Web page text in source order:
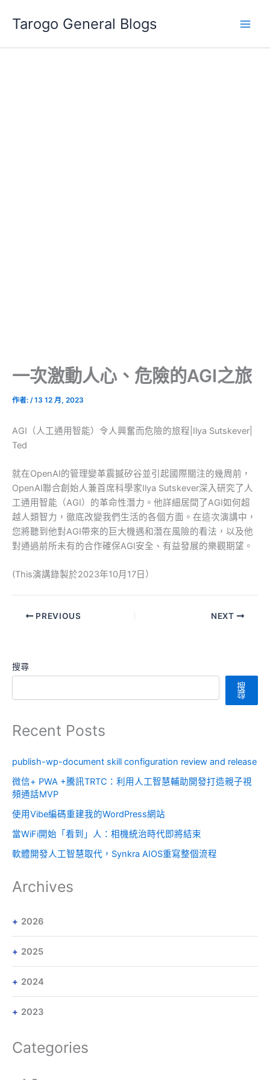
要
Tarogo General Blogs
一次激動人心、危險的AGI之旅
作者: /13 12 月, 2023
AGI（人工通用智能）令人興奮而危險的旅程|Ilya Sutskever|
Ted
就在OpenAI的管理變革震撼矽谷並引起國際關注的幾周前，
OpenAI聯合創始人兼首席科學家Ilya Sutskever深入研究了人
工通用智能（AGI）的革命性潛力。他詳細居間了AGI如何超
越人類智力，徹底改變我們生活的各個方面。在這次演講中，
您將聽到他對AGI帶來的巨大機遇和潛在風險的看法，以及他
對通過前所未有的合作確保AGI安全、有益發展的樂觀期望。
(This演講錄製於2023年10月17日）
PREVIOUS NEXT
搜尋
搜
尋
Recent Posts
publish-wp-document skill configuration review and release
微信+ PWA +騰訊TRTC：利用人工智慧輔助開發打造親子視
頻通話MVP
使用Vibe編碼重建我的WordPress網站
當WiFi開始「看到」人：相機統治時代即將結束
軟體開發人工智慧取代，Synkra AIOS重寫整個流程
Archives
2026
2025
2024
2023
Categories